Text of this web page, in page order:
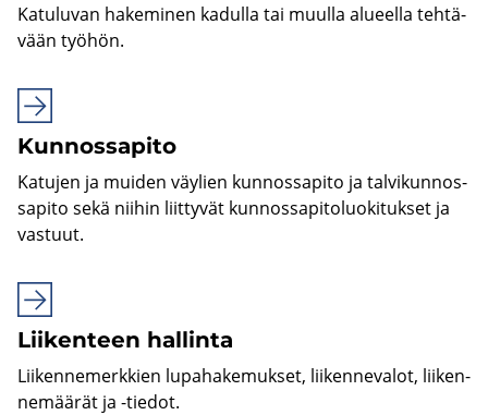
Ka­tu­lu­van ha­ke­mi­nen ka­dul­la tai muul­la alu­eel­la teh­tä­
vään työ­hön.
Kun­nos­sa­pi­to
Ka­tu­jen ja mui­den väy­lien kun­nos­sa­pi­to ja tal­vi­kun­nos­
sa­pi­to sekä nii­hin liit­ty­vät kun­nos­sa­pi­to­luo­ki­tuk­set ja
vas­tuut.
Lii­ken­teen hal­lin­ta
Lii­ken­ne­merk­kien lu­pa­ha­ke­muk­set, lii­ken­ne­va­lot, lii­ken­
ne­mää­rät ja -​tiedot.